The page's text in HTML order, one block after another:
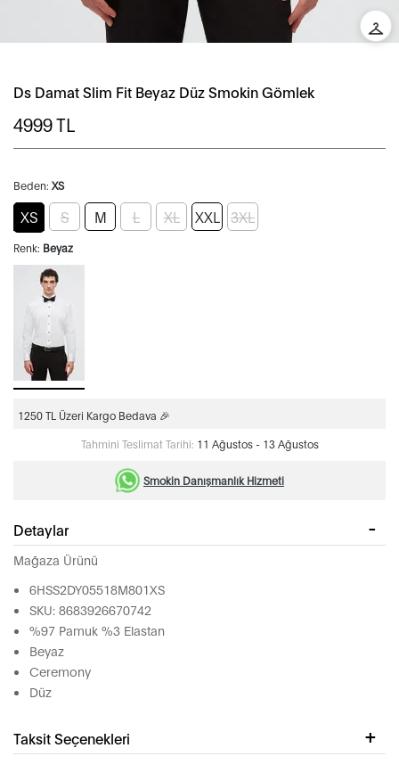
Ds Damat Slim Fit Beyaz Düz Smokin Gömlek
4999TL
Beden: XS
XS S M L XL XXL 3XL
Renk: Beyaz
1250 TL Üzeri Kargo Bedava 🎉
Tahmini Teslimat Tarihi: 11 Ağustos - 13 Ağustos
Smokin Danışmanlık Hizmeti
Detaylar
Mağaza Ürünü
6HSS2DY05518M801XS
SKU: 8683926670742
%97 Pamuk %3 Elastan
Beyaz
Ceremony
Düz
Taksit Seçenekleri